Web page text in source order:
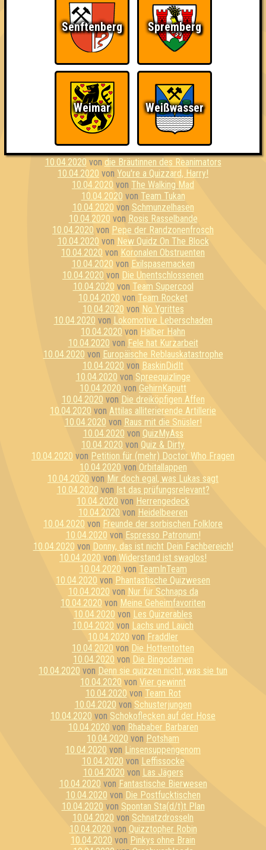
10.04.2020von
Kirschen & Kunden
10.04.2020 von
Fußhodenheizung
10.04.2020von
Stammwürze
10.04.2020vonDie perforierten Pufflolsterfolien
10.04.2020
Zerschmetterlinge
10.04.2020vonWe drink and we know things
10.04.2020von
That's my Jacket
10.04.2020vonohne Smartphone aufgeschmissen
10.04.2020von
Die Hausgemeinschaft
10.04.2020vonBrandenburger dreiköpfige Affen
10.04.2020vonOpossum haut den Boss um
10.04.2020von
In Wikipedia Veritas
10.04.2020vonDie Lurchis
10.04.2020 von die Bräutinnen des Reanimators
10.04.2020 von You're a Quizzard, Harry!
10.04.2020 von The Walking Mad
10.04.2020 von Team Tukan
10.04.2020 von Schmunzelhasen
10.04.2020 von Rosis Rasselbande
10.04.2020 von Pepe der Randzonenfrosch
10.04.2020 von New Quidz On The Block
10.04.2020 von Koronalen Obstruenten
10.04.2020 von Exilspasemacken
10.04.2020 von Die Unentschlossenen
10.04.2020 von Team Supercool
10.04.2020 von Team Rocket
10.04.2020 von No Ygrittes
10.04.2020 von Lokomotive Leberschaden
10.04.2020 von Halber Hahn
10.04.2020 von Fele hat Kurzarbeit
10.04.2020 von Europäische Reblauskatastrophe
10.04.2020 von BaskinDidIt
10.04.2020 von Spreequizlinge
10.04.2020 von GehirnKaputt
10.04.2020 von Die dreiköpfigen Affen
10.04.2020 von Attilas alliterierende Artillerie
10.04.2020 von Raus mit die Snüsler!
10.04.2020 von QuizMyAss
10.04.2020 von Quiz & Dirty
10.04.2020 von Petition für (mehr) Doctor Who Fragen
10.04.2020 von Orbitallappen
10.04.2020 von Mir doch egal, was Lukas sagt
10.04.2020 von Ist das prüfungsrelevant?
10.04.2020 von Herrengedeck
10.04.2020 von Heidelbeeren
10.04.2020 von Freunde der sorbischen Folklore
10.04.2020 von Espresso Patronum!
10.04.2020 von Donny, das ist nicht Dein Fachbereich!
10.04.2020 von Widerstand ist swaglos!
10.04.2020 von TeamInTeam
10.04.2020 von Phantastische Quizwesen
10.04.2020 von Nur für Schnaps da
10.04.2020 von Meine Geheimfavoriten
10.04.2020 von Les Quizerables
10.04.2020 von Lachs und Lauch
10.04.2020 von Fraddler
10.04.2020 von Die Hottentotten
10.04.2020 von Die Bingodamen
10.04.2020 von Denn sie quizzen nicht, was sie tun
10.04.2020 von Vier gewinnt
10.04.2020 von Team Rot
10.04.2020 von Schusterjungen
10.04.2020 von Schokoflecken auf der Hose
10.04.2020 von Rhababer Barbaren
10.04.2020 von Potsham
10.04.2020 von Linsensuppengenom
10.04.2020 von Leffissocke
10.04.2020 von Las Jägers
10.04.2020 von Fantastische Bierwesen
10.04.2020 von Die Postfucktischen
10.04.2020 von Spontan Sta(d/t)t Plan
10.04.2020 von Schnatzdrosseln
10.04.2020 von Quizztopher Robin
10.04.2020 von Pinkys ohne Brain
Senftenberg Spremberg
Weimar Weißwasser